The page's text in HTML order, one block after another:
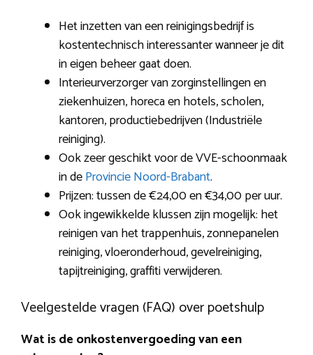
Het inzetten van een reinigingsbedrijf is
kostentechnisch interessanter wanneer je dit
in eigen beheer gaat doen.
Interieurverzorger van zorginstellingen en
ziekenhuizen, horeca en hotels, scholen,
kantoren, productiebedrijven (Industriële
reiniging).
Ook zeer geschikt voor de VVE-schoonmaak
in deProvincie Noord-Brabant.
Prijzen: tussen de €24,00 en €34,00 per uur.
Ook ingewikkelde klussen zijn mogelijk: het
reinigen van het trappenhuis, zonnepanelen
reiniging, vloeronderhoud, gevelreiniging,
tapijtreiniging, graffiti verwijderen.
Veelgestelde vragen (FAQ) over poetshulp
Wat is de onkostenvergoeding van een